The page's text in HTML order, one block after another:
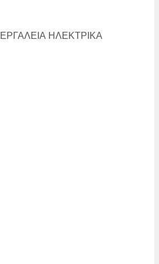
ΕΡΓΑΛΕΙΑ ΗΛΕΚΤΡΙΚΑ